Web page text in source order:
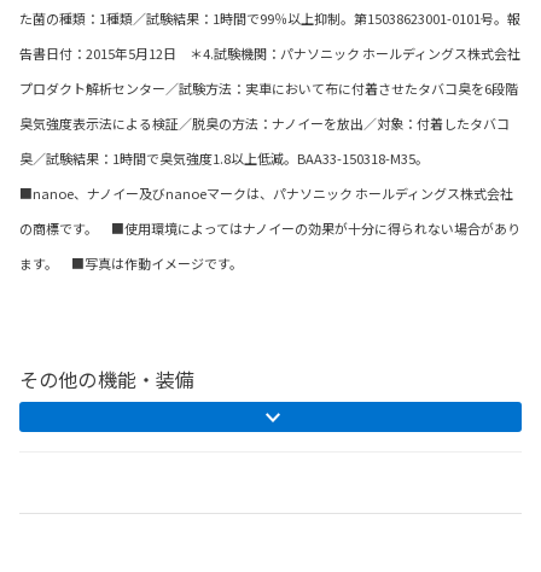
た菌の種類：1種類／試験結果：1時間で99％以上抑制。第15038623001-0101号。報
告書日付：2015年5月12日 ＊4.試験機関：パナソニック ホールディングス株式会社
プロダクト解析センター／試験方法：実車において布に付着させたタバコ臭を6段階
臭気強度表示法による検証／脱臭の方法：ナノイーを放出／対象：付着したタバコ
臭／試験結果：1時間で臭気強度1.8以上低減。BAA33-150318-M35。
■nanoe、ナノイー及びnanoeマークは、パナソニック ホールディングス株式会社
の商標です。 ■使用環境によってはナノイーの効果が十分に得られない場合があり
ます。 ■写真は作動イメージです。
その他の機能・装備